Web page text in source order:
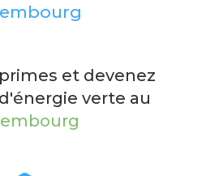
et devenez
verte au